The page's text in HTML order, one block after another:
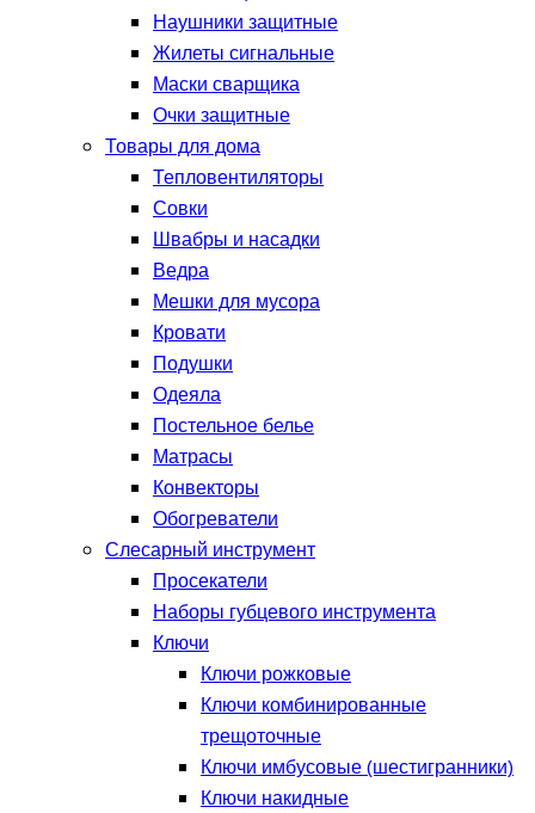
Наушники защитные
Жилеты сигнальные
Маски сварщика
Очки защитные
Товары для дома
Тепловентиляторы
Совки
Швабры и насадки
Ведра
Мешки для мусора
Кровати
Подушки
Одеяла
Постельное белье
Матрасы
Конвекторы
Обогреватели
Слесарный инструмент
Просекатели
Наборы губцевого инструмента
Ключи
Ключи рожковые
Ключи комбинированные
трещоточные
Ключи имбусовые (шестигранники)
Ключи накидные